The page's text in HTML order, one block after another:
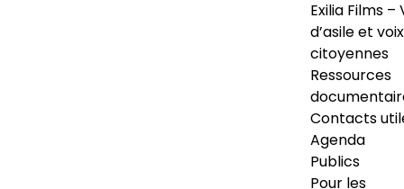
Exilia Films –
d’asile et voix
citoyennes
Ressources
Contacts
Agenda
Publics
Pour les